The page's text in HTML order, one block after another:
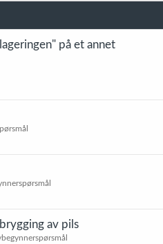
på et annet
av pils